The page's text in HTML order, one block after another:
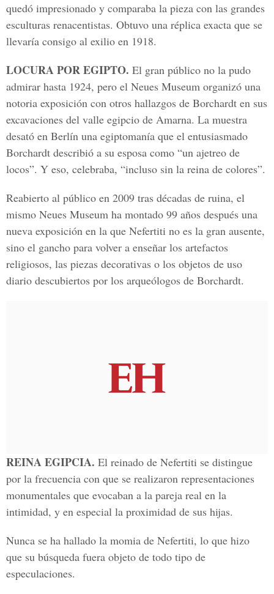
quedó impresionado y comparaba la pieza con las grandes
esculturas renacentistas. Obtuvo una réplica exacta que se
llevaría consigo al exilio en 1918.
LOCURA POR EGIPTO. El gran público no la pudo
admirar hasta 1924, pero el Neues Museum organizó una
notoria exposición con otros hallazgos de Borchardt en sus
excavaciones del valle egipcio de Amarna. La muestra
desató en Berlín una egiptomanía que el entusiasmado
Borchardt describió a su esposa como “un ajetreo de
locos”. Y eso, celebraba, “incluso sin la reina de colores”.
Reabierto al público en 2009 tras décadas de ruina, el
mismo Neues Museum ha montado 99 años después una
nueva exposición en la que Nefertiti no es la gran ausente,
sino el gancho para volver a enseñar los artefactos
religiosos, las piezas decorativas o los objetos de uso
diario descubiertos por los arqueólogos de Borchardt.
REINA EGIPCIA. El reinado de Nefertiti se distingue
por la frecuencia con que se realizaron representaciones
monumentales que evocaban a la pareja real en la
intimidad, y en especial la proximidad de sus hijas.
Nunca se ha hallado la momia de Nefertiti, lo que hizo
que su búsqueda fuera objeto de todo tipo de
especulaciones.